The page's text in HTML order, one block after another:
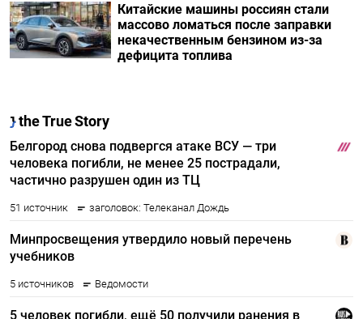
Китайские машины россиян стали
массово ломаться после заправки
некачественным бензином из-за
дефицита топлива